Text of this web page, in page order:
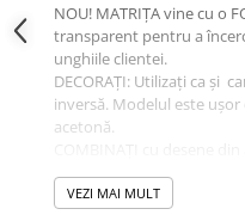
NOU! MATRIȚA vine cu o
transparent pentru a
unghiile clientei.
DECORAȚI: Utilizați ca și
inversă. Modelul este
acetonă.
Lista demo vă
VEZI MAI MULT